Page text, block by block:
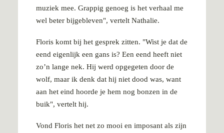
muziek mee. Grappig genoeg is het verhaal me
wel beter bijgebleven", vertelt Nathalie.
Floris komt bij het gesprek zitten. "Wist je dat de
eend eigenlijk een gans is? Een eend heeft niet
zo’n lange nek. Hij werd opgegeten door de
wolf, maar ik denk dat hij niet dood was, want
aan het eind hoorde je hem nog bonzen in de
buik", vertelt hij.
Vond Floris het net zo mooi en imposant als zijn